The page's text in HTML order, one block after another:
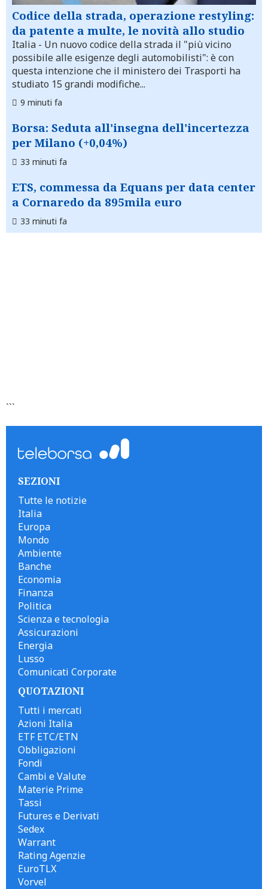
Codice della strada, operazione restyling:
da patente a multe, le novità allo studio
Italia - Un nuovo codice della strada il "più vicino
possibile alle esigenze degli automobilisti": è con
questa intenzione che il ministero dei Trasporti ha
studiato 15 grandi modifiche...
9 minuti fa
Borsa: Seduta all'insegna dell'incertezza
per Milano (+0,04%)
33 minuti fa
ETS, commessa da Equans per data center
a Cornaredo da 895mila euro
33 minuti fa
```
SEZIONI
Tutte le notizie
Italia
Europa
Mondo
Ambiente
Banche
Economia
Finanza
Politica
Scienza e tecnologia
Assicurazioni
Energia
Lusso
Comunicati Corporate
QUOTAZIONI
Tutti i mercati
Azioni Italia
ETF ETC/ETN
Obbligazioni
Fondi
Cambi e Valute
Materie Prime
Tassi
Futures e Derivati
Sedex
Warrant
Rating Agenzie
EuroTLX
Vorvel